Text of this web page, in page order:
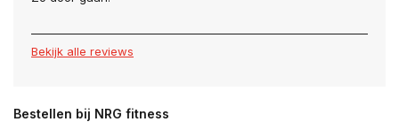
Bekijk alle reviews
Bestellen bij NRG fitness